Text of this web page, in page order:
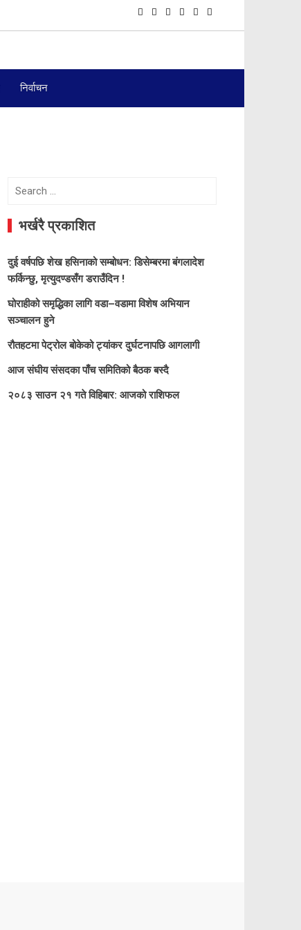
निर्वाचन
Search
भर्खरै प्रकाशित
दुई वर्षपछि शेख हसिनाको सम्बोधन: डिसेम्बरमा बंगलादेश
फर्किन्छु, मृत्युदण्डसँग डराउँदिन !
घोराहीको समृद्धिका लागि वडा–वडामा विशेष अभियान
सञ्चालन हुने
रौतहटमा पेट्रोल बोकेको ट्यांकर दुर्घटनापछि आगलागी
आज संघीय संसदका पाँच समितिको बैठक बस्दै
२०८३ साउन २१ गते विहिबार: आजको राशिफल